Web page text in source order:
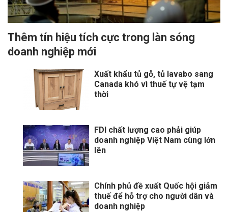
Thêm tín hiệu tích cực trong làn sóng
doanh nghiệp mới
Xuất khẩu tủ gỗ, tủ lavabo sang
Canada khó vì thuế tự vệ tạm
thời
FDI chất lượng cao phải giúp
doanh nghiệp Việt Nam cùng lớn
lên
Chính phủ đề xuất Quốc hội giảm
thuế để hỗ trợ cho người dân và
doanh nghiệp